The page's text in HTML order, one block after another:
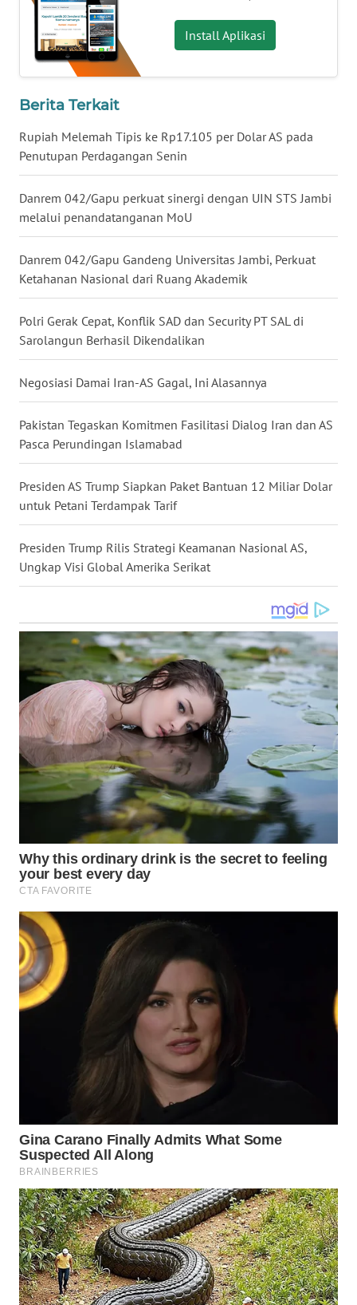
Install Aplikasi
Berita Terkait
Rupiah Melemah Tipis ke Rp17.105 per Dolar AS pada
Penutupan Perdagangan Senin
Danrem 042/Gapu perkuat sinergi dengan UIN STS Jambi
melalui penandatanganan MoU
Danrem 042/Gapu Gandeng Universitas Jambi, Perkuat
Ketahanan Nasional dari Ruang Akademik
Polri Gerak Cepat, Konflik SAD dan Security PT SAL di
Sarolangun Berhasil Dikendalikan
Negosiasi Damai Iran-AS Gagal, Ini Alasannya
Pakistan Tegaskan Komitmen Fasilitasi Dialog Iran dan AS
Pasca Perundingan Islamabad
Presiden AS Trump Siapkan Paket Bantuan 12 Miliar Dolar
untuk Petani Terdampak Tarif
Presiden Trump Rilis Strategi Keamanan Nasional AS,
Ungkap Visi Global Amerika Serikat
WN
BABEL
WN
SUMBAR
WN
SUMSEL
WN
BENGKULU
WN
LAMPUNG
WN
JATENG
WN
NUSANTARA
WN
JOGJA
WN
JATIM
WN
BALI
KALBAR
WN
KALTENG
WN
KALTARA
WN
KALTIM
WN
SULSEL
WN
GORONTALO
WN
MALUT
WN
DAIRI
WN
DANAU
TOBA